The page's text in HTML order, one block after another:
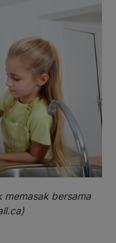
bersama